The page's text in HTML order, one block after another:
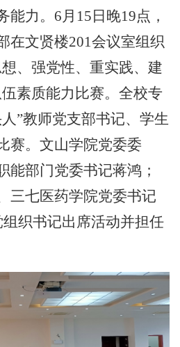
能力。6月15 日晚19点，
在文贤楼201会议室组织
想、强党性、重实践、建
素质能力比赛。全校专
”教师党支部书记、学生
赛。文山学院党委委
能部门党委书记蒋鸿；
三七医药学院党委书记
织书记出席活动并担任